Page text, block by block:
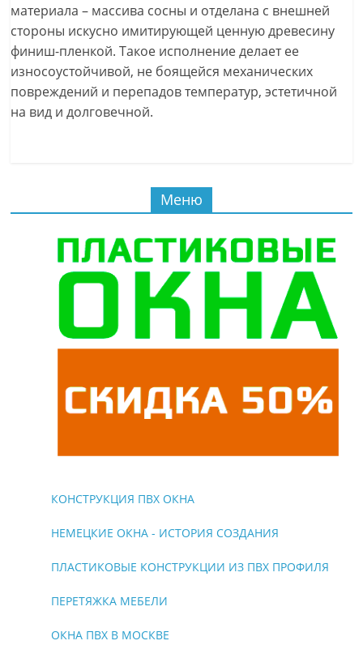
материала – массива сосны и отделана с внешней
стороны искусно имитирующей ценную древесину
финиш-пленкой. Такое исполнение делает ее
износоустойчивой, не боящейся механических
повреждений и перепадов температур, эстетичной
на вид и долговечной.
Меню
КОНСТРУКЦИЯ ПВХ ОКНА
НЕМЕЦКИЕ ОКНА - ИСТОРИЯ СОЗДАНИЯ
ПЛАСТИКОВЫЕ КОНСТРУКЦИИ ИЗ ПВХ ПРОФИЛЯ
ПЕРЕТЯЖКА МЕБЕЛИ
ОКНА ПВХ В МОСКВЕ